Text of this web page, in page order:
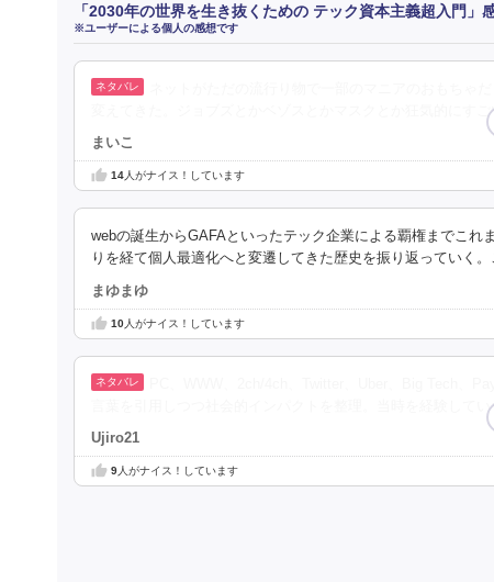
「2030年の世界を生き抜くための テック資本主義超入門」
※ユーザーによる個人の感想です
変えてきた。ジョブズとかベゾスとかマスクとか狂気的にす
まいこ
14人がナイス！しています
webの誕生からGAFAといったテック企業による覇権までこ
りを経て個人最適化へと変遷してきた歴史を振り返っていく。
まゆまゆ
10人がナイス！しています
言葉を引用しつつ社会的インパクトを整理。当時を経験してい
Ujiro21
9人がナイス！しています